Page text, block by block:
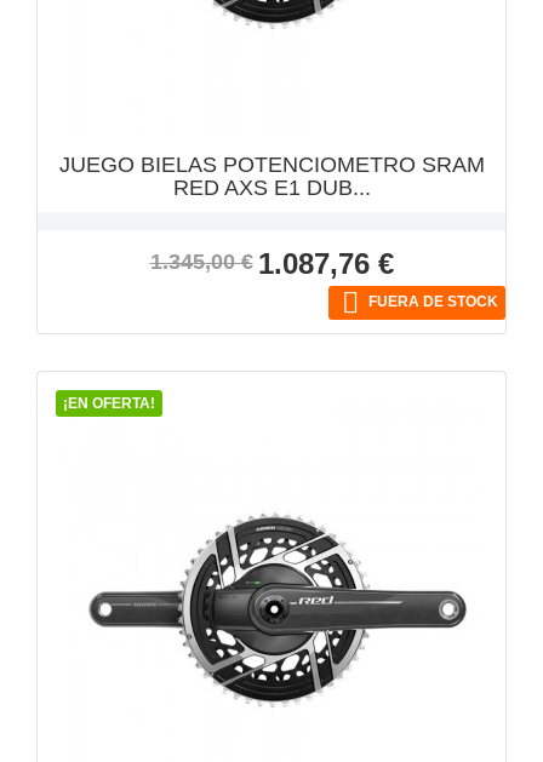
JUEGO BIELAS POTENCIOMETRO SRAM
RED AXS E1 DUB...
Precio
1.345,00 € Precio
1.087,76 €
 FUERA DE STOCK
¡EN OFERTA!
VISTA RÁPIDA
VISTA RÁPIDA